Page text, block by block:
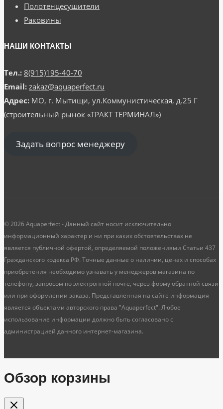
Полотенцесушители
Раковины
НАШИ КОНТАКТЫ
Тел.: 8(915)195-40-70
Email: zakaz@aquaperfect.ru
Адрес: МО, г. Мытищи, ул.Коммунистическая, д.25 Г
(строительный рынок «ТРАКТ ТЕРМИНАЛ»)
Задать вопрос менеджеру
© 2026 Aquaperfect - Данный сайт носит исключительно
информационный характер и ни при каких обстоятельствах не
является публичной офертой, определяемой положениями Статьи 437
Гражданского кодекса РФ. Точные данные о наличии, ценах и способах
приобретения необходимо узнавать у менеджеров магазина по
телефону, запросом по электронной почте, через форму обратной связи
или при оформлении заказа. Представленная на сайте информация
является объектами авторского права "Aquaperfect". Любое
использование информации должно быть согласовано с
администрацией данного интернет-магазина.
Обзор корзины